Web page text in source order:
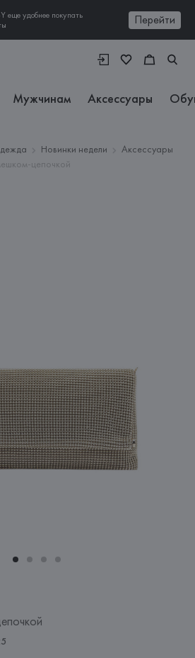
еще удобнее покупать
Перейти
Мужчинам Аксессуары
Новинки недели
Аксессуары
цепочкой